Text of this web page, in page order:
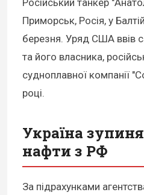
Російський танкер
Приморськ, Росія, у
березня. Уряд США ввів
та його власника,
судноплавної компанії
році.
Україна
нафти з РФ
За підрахунками